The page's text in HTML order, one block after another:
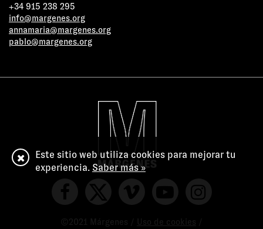
+34 915 238 295
info@margenes.org
annamaria@margenes.org
pablo@margenes.org
©2021 Márgenes / Uso de cookies
Este sitio web utiliza cookies para mejorar tu
experiencia. Saber más »